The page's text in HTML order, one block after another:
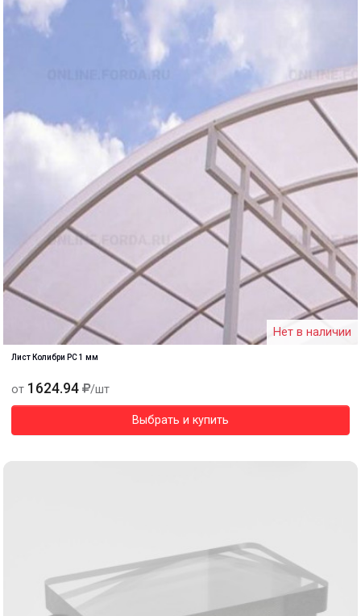
Нет в наличии
Лист Колибри PC 1 мм
от 1624.94 /шт
Выбрать и купить